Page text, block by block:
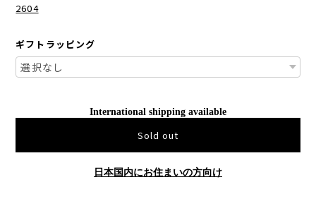
2604
ギフトラッピング
International shipping available
Sold out
日本国内にお住まいの方向け